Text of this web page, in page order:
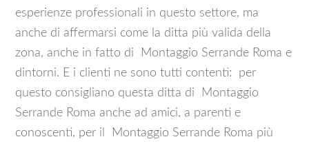
esperienze professionali in questo settore, ma
anche di affermarsi come la ditta più valida della
zona, anche in fatto di Montaggio Serrande Roma e
dintorni. E i clienti ne sono tutti contenti: per
questo consigliano questa ditta di Montaggio
Serrande Roma anche ad amici, a parenti e
conoscenti, per il Montaggio Serrande Roma più